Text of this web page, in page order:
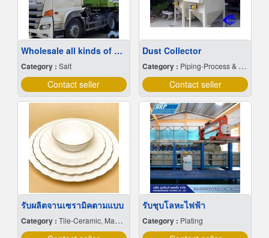
Wholesale all kinds of sea salt at cheap prices
Category : Salt
Contact seller
Dust Collector
Category : Piping-Process & Industrial
Contact seller
รับผลิตจานเซรามิคตามแบบ
Category : Tile-Ceramic, Manufacturers & Distributors
รับชุบโลหะไฟฟ้า
Category : Plating